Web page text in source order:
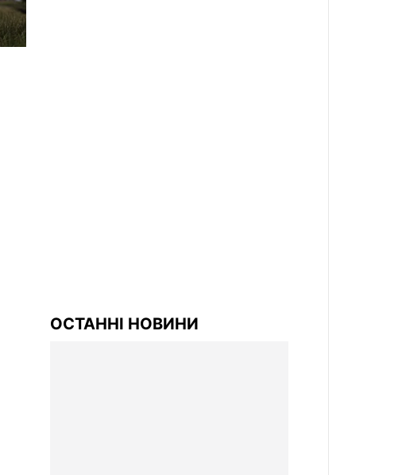
ОСТАННІ НОВИНИ